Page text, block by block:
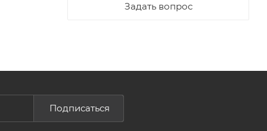
Задать вопрос
Подписаться